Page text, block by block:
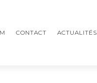
CONTACT ACTUALITÉS